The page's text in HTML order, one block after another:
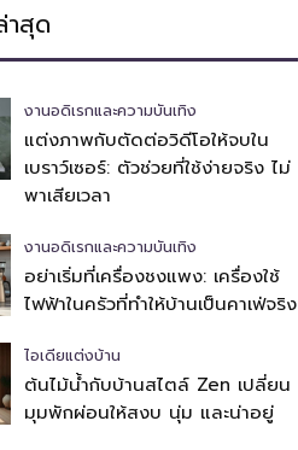
าสุด
งานอดิเรกและความบันเทิง
แต่งภาพกับตัดต่อวิดีโอให้จบใน
เบราว์เซอร์: ตัวช่วยที่ใช้ง่ายจริง ไม่
พาเสียเวลา
งานอดิเรกและความบันเทิง
อย่าเริ่มที่เครื่องชงแพง: เครื่องใช้
ไฟฟ้าในครัวที่ทำให้บ้านเป็นคาเฟ่จริง
ไอเดียแต่งบ้าน
ต้นไม้น้ำกับบ้านสไตล์ Zen เปลี่ยน
มุมพักผ่อนให้สงบ นุ่ม และน่าอยู่